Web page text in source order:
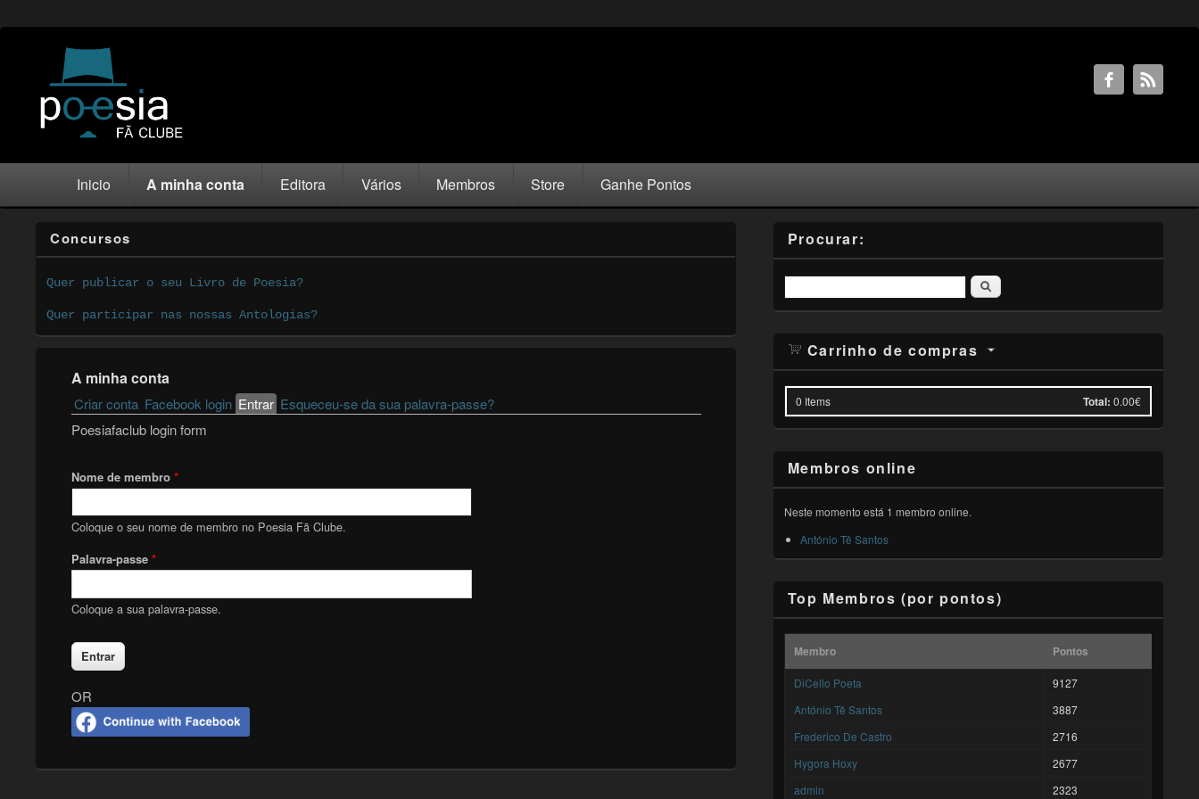
Inicio A minha conta Editora Vários Membros Store Ganhe Pontos
Concursos
Quer publicar o seu Livro de Poesia?
Quer participar nas nossas Antologias?
A minha conta
Primary tabs
Criar conta Facebook login Entrar(active tab)
Esqueceu-se da sua palavra-passe?
Poesiafaclub login form
Nome de membro *
Coloque o seu nome de membro no Poesia Fã Clube.
Palavra-passe *
Coloque a sua palavra-passe.
OR
Procurar:
Pesquisar
Carrinho de compras
0 Items Total: 0.00€
Membros online
Neste momento está 1 membro online.
António Tê Santos
Top Membros (por pontos)
Membro Pontos
DiCello Poeta
9127
António Tê Santos
3887
Frederico De Castro
2716
Hygora Hoxy
2677
admin
2323